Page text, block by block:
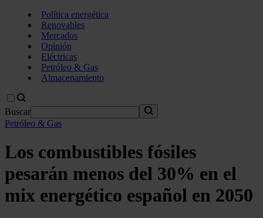
Política energética
Renovables
Mercados
Opinión
Eléctricas
Petróleo & Gas
Almacenamiento
Buscar
Petróleo & Gas
Los combustibles fósiles
pesarán menos del 30% en el
mix energético español en 2050